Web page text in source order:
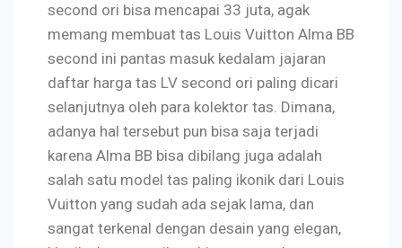
second ori bisa mencapai 33 juta, agak
memang membuat tas Louis Vuitton Alma BB
second ini pantas masuk kedalam jajaran
daftar harga tas LV second ori paling dicari
selanjutnya oleh para kolektor tas. Dimana,
adanya hal tersebut pun bisa saja terjadi
karena Alma BB bisa dibilang juga adalah
salah satu model tas paling ikonik dari Louis
Vuitton yang sudah ada sejak lama, dan
sangat terkenal dengan desain yang elegan,